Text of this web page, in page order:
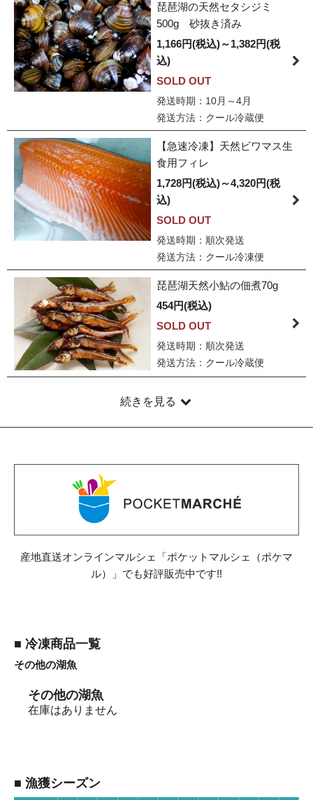
琵琶湖の天然セタシジミ
500g 砂抜き済み
1,166円(税込)～1,382円(税
込)
SOLD OUT
発送時期：10月～4月
発送方法：クール冷蔵便
【急速冷凍】天然ビワマス生
食用フィレ
1,728円(税込)～4,320円(税
込)
SOLD OUT
発送時期：順次発送
発送方法：クール冷凍便
琵琶湖天然小鮎の佃煮70g
454円(税込)
SOLD OUT
発送時期：順次発送
発送方法：クール冷蔵便
続きを見る
産地直送オンラインマルシェ「ポケットマルシェ（ポケマ
ル）」でも好評販売中です!!
■ 冷凍商品一覧
その他の湖魚
その他の湖魚
在庫はありません
■ 漁獲シーズン